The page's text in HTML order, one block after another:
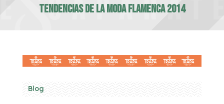
Tendencias de la moda flamenca 2014
Blog